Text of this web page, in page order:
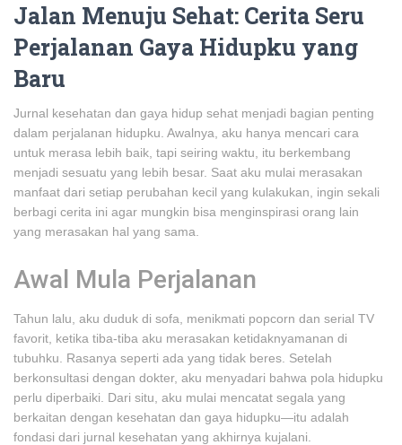
Jalan Menuju Sehat: Cerita Seru
Perjalanan Gaya Hidupku yang
Baru
Jurnal kesehatan dan gaya hidup sehat menjadi bagian penting
dalam perjalanan hidupku. Awalnya, aku hanya mencari cara
untuk merasa lebih baik, tapi seiring waktu, itu berkembang
menjadi sesuatu yang lebih besar. Saat aku mulai merasakan
manfaat dari setiap perubahan kecil yang kulakukan, ingin sekali
berbagi cerita ini agar mungkin bisa menginspirasi orang lain
yang merasakan hal yang sama.
Awal Mula Perjalanan
Tahun lalu, aku duduk di sofa, menikmati popcorn dan serial TV
favorit, ketika tiba-tiba aku merasakan ketidaknyamanan di
tubuhku. Rasanya seperti ada yang tidak beres. Setelah
berkonsultasi dengan dokter, aku menyadari bahwa pola hidupku
perlu diperbaiki. Dari situ, aku mulai mencatat segala yang
berkaitan dengan kesehatan dan gaya hidupku—itu adalah
fondasi dari jurnal kesehatan yang akhirnya kujalani.